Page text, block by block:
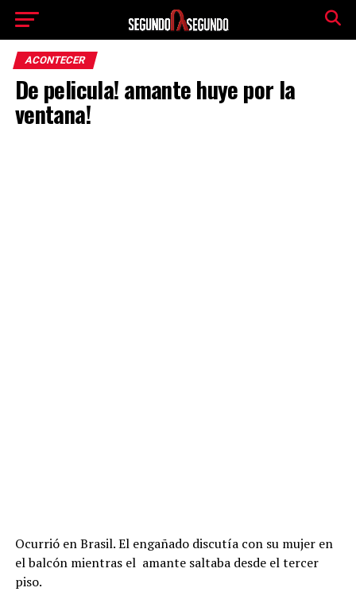
ACONTECER
De pelicula! amante huye por la
ventana!
Ocurrió en Brasil. El engañado discutía con su mujer en
el balcón mientras el amante saltaba desde el tercer
piso.